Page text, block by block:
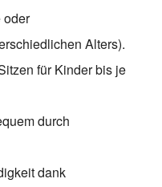
oder
Alters).
für Kinder bis je
durch
dank